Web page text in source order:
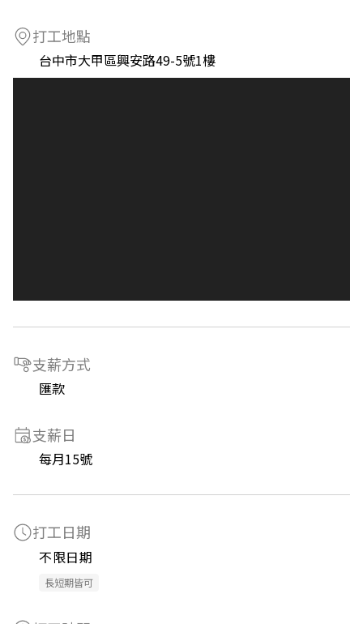
打工地點
台中市大甲區興安路49-5號1樓
支薪方式
匯款
支薪日
每月15號
打工日期
不限日期
長短期皆可